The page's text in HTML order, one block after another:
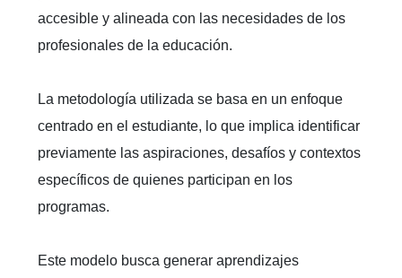
accesible y alineada con las necesidades de los
profesionales de la educación.
La metodología utilizada se basa en un enfoque
centrado en el estudiante, lo que implica identificar
previamente las aspiraciones, desafíos y contextos
específicos de quienes participan en los
programas.
Este modelo busca generar aprendizajes